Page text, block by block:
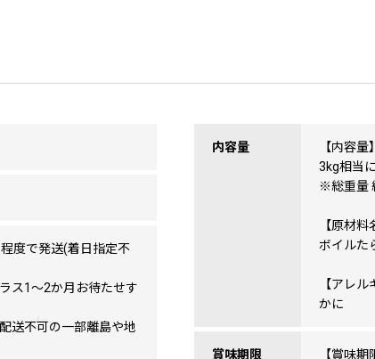
度で発送(着日指定不
ス1〜2か月お待たせす
送不可の一部離島や地
内容量
【内容量
3kg相当
※総重量
【原材料
ボイルた
【アレ
かに
賞味期限 【賞味